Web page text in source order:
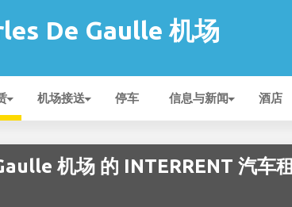
De Gaulle 机场
机场接送 停车 信息与新闻 酒店
机场 的 INTERRENT 汽车租